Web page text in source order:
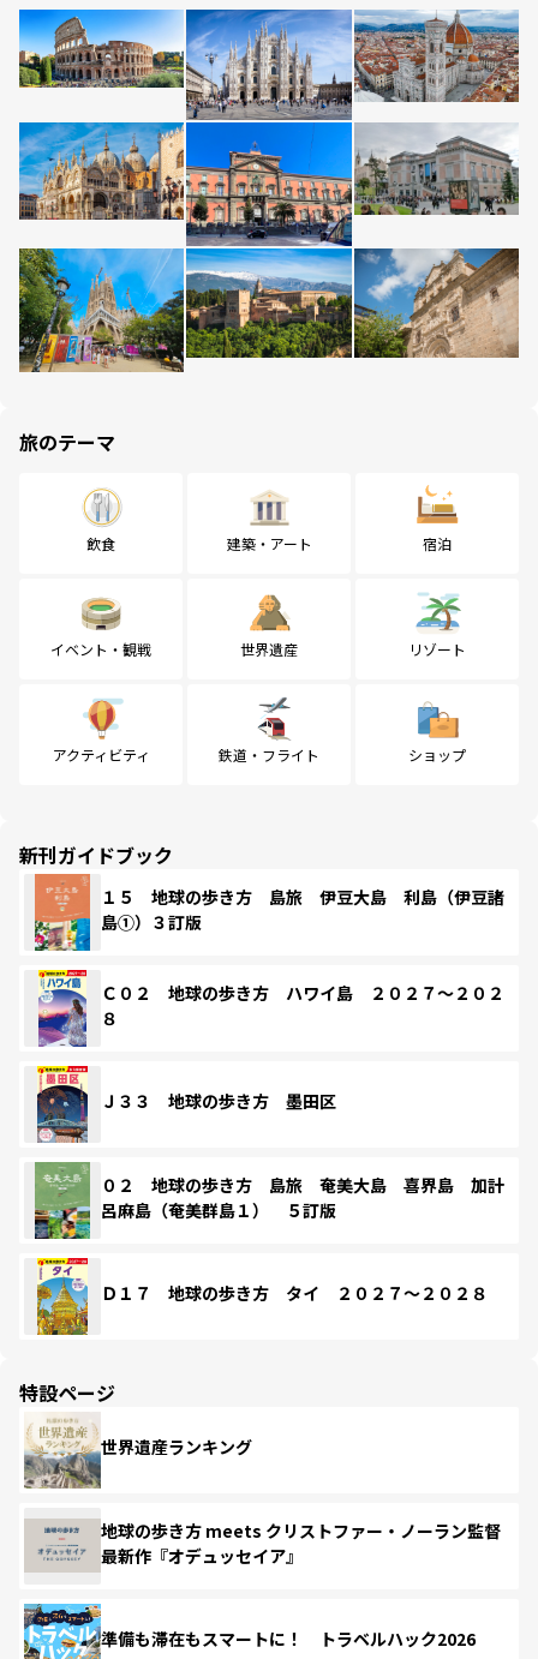
旅のテーマ
飲食 建築・アート 宿泊
イベント・観戦 世界遺産 リゾート
アクティビティ 鉄道・フライト ショップ
新刊ガイドブック
１５ 地球の歩き方 島旅 伊豆大島 利島（伊豆諸
島①）３訂版
Ｃ０２ 地球の歩き方 ハワイ島 ２０２７～２０２
８
Ｊ３３ 地球の歩き方 墨田区
０２ 地球の歩き方 島旅 奄美大島 喜界島 加計
呂麻島（奄美群島１） ５訂版
Ｄ１７ 地球の歩き方 タイ ２０２７～２０２８
特設ページ
世界遺産ランキング
地球の歩き方 meets クリストファー・ノーラン監督
最新作『オデュッセイア』
準備も滞在もスマートに！ トラベルハック2026